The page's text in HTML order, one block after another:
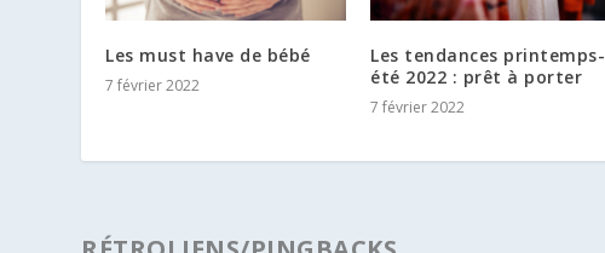
Les must have de bébé
7 février 2022
Les tendances printemps-
été 2022 : prêt à porter
7 février 2022